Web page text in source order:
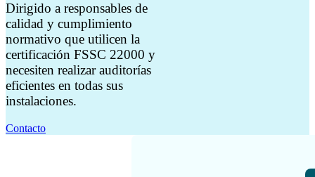
Dirigido a responsables de
calidad y cumplimiento
normativo que utilicen la
certificación FSSC 22000 y
necesiten realizar auditorías
eficientes en todas sus
instalaciones.
Contacto